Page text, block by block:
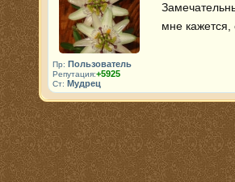
Пр: Пользователь
Репутация:+5925
Ст: Мудрец
мне кажется,